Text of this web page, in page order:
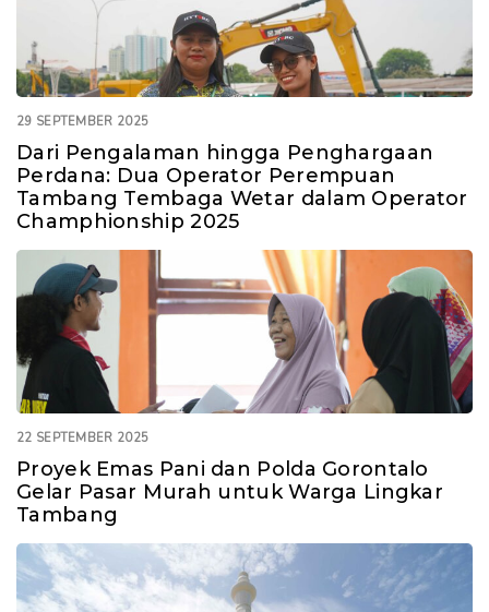
29 SEPTEMBER 2025
Dari Pengalaman hingga Penghargaan
Perdana: Dua Operator Perempuan
Tambang Tembaga Wetar dalam Operator
Champhionship 2025
22 SEPTEMBER 2025
Proyek Emas Pani dan Polda Gorontalo
Gelar Pasar Murah untuk Warga Lingkar
Tambang